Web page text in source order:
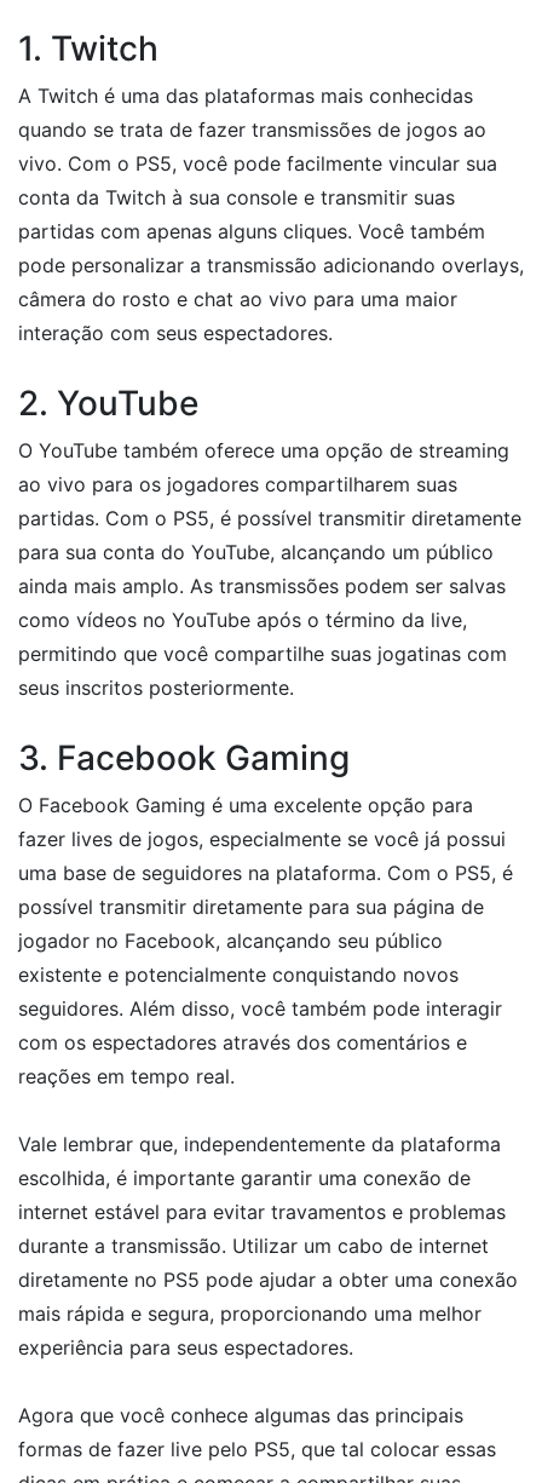
1. Twitch
A Twitch é uma das plataformas mais conhecidas
quando se trata de fazer transmissões de jogos ao
vivo. Com o PS5, você pode facilmente vincular sua
conta da Twitch à sua console e transmitir suas
partidas com apenas alguns cliques. Você também
pode personalizar a transmissão adicionando overlays,
câmera do rosto e chat ao vivo para uma maior
interação com seus espectadores.
2. YouTube
O YouTube também oferece uma opção de streaming
ao vivo para os jogadores compartilharem suas
partidas. Com o PS5, é possível transmitir diretamente
para sua conta do YouTube, alcançando um público
ainda mais amplo. As transmissões podem ser salvas
como vídeos no YouTube após o término da live,
permitindo que você compartilhe suas jogatinas com
seus inscritos posteriormente.
3. Facebook Gaming
O Facebook Gaming é uma excelente opção para
fazer lives de jogos, especialmente se você já possui
uma base de seguidores na plataforma. Com o PS5, é
possível transmitir diretamente para sua página de
jogador no Facebook, alcançando seu público
existente e potencialmente conquistando novos
seguidores. Além disso, você também pode interagir
com os espectadores através dos comentários e
reações em tempo real.
Vale lembrar que, independentemente da plataforma
escolhida, é importante garantir uma conexão de
internet estável para evitar travamentos e problemas
durante a transmissão. Utilizar um cabo de internet
diretamente no PS5 pode ajudar a obter uma conexão
mais rápida e segura, proporcionando uma melhor
experiência para seus espectadores.
Agora que você conhece algumas das principais
formas de fazer live pelo PS5, que tal colocar essas